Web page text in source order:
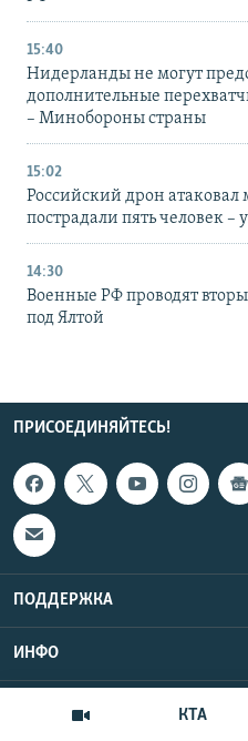
КТА
15:40
Нидерланды не могут
дополнительные
– Минобороны страны
15:02
Российский дрон атаковал
пострадали пять человек –
14:30
Военные РФ проводят
под Ялтой
ПРИСОЕДИНЯЙТЕСЬ!
ПОДДЕРЖКА
ИНФО
Copyright
UTC+3